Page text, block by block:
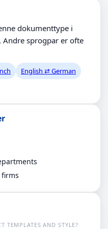
dokumenttype i
sprogpar er ofte
English ⇄ German
TEMPLATES AND STYLE?